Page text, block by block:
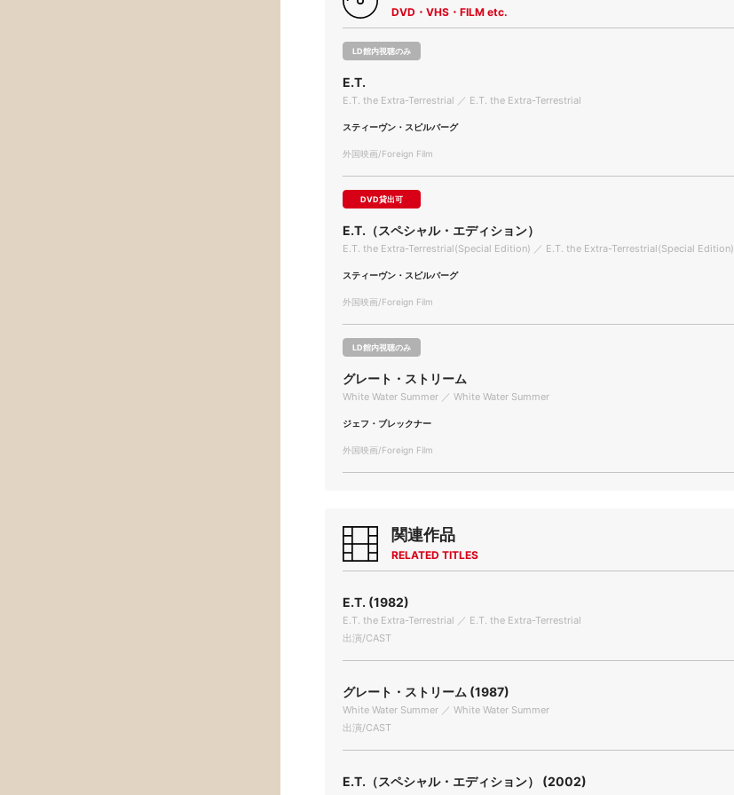
DVD・VHS・FILM etc.
LD館内視聴のみ
E.T.
E.T. the Extra-Terrestrial ／ E.T. the Extra-Terrestrial
スティーヴン・スピルバーグ
外国映画/Foreign Film
DVD貸出可
E.T.（スペシャル・エディション）
E.T. the Extra-Terrestrial(Special Edition) ／ E.T. the Extra-Terrestrial(Special Edition)
スティーヴン・スピルバーグ
外国映画/Foreign Film
LD館内視聴のみ
グレート・ストリーム
White Water Summer ／ White Water Summer
ジェフ・ブレックナー
外国映画/Foreign Film
関連作品
RELATED TITLES
E.T. (1982)
E.T. the Extra-Terrestrial ／ E.T. the Extra-Terrestrial
出演/CAST
グレート・ストリーム (1987)
White Water Summer ／ White Water Summer
出演/CAST
E.T.（スペシャル・エディション） (2002)